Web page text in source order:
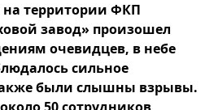
территории ФКП
завод» произошел
очевидцев, в небе
сильное
были слышны взрывы.